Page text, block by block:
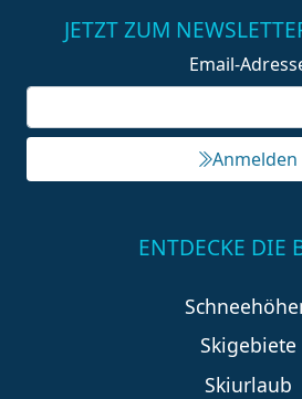
JETZT ZUM
Email-
Anmelden
ENTDECKE DIE
Skigebiete
Skiurlaub